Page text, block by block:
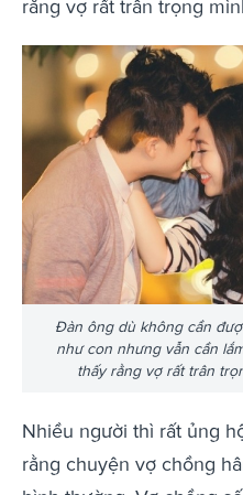
rằng vợ rất trân trọng
Đàn ông dù không cần
như con nhưng vẫn cần
thấy rằng vợ rất trân
Nhiều người thì rất ủng
rằng chuyện vợ chồng